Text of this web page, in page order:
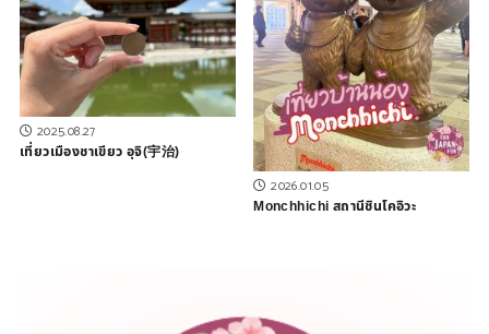
2025.08.27
เที่ยวเมืองชาเขียว อุจิ(宇治)
2026.01.05
Monchhichi สถานีชินโคอิวะ